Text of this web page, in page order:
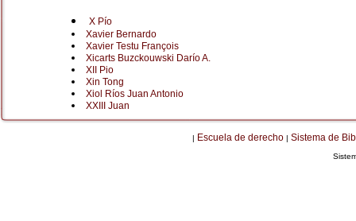
X Pío
Xavier Bernardo
Xavier Testu François
Xicarts Buzckouwski Darío A.
XII Pio
Xin Tong
Xiol Ríos Juan Antonio
XXIII Juan
| Escuela de derecho | Sistema de